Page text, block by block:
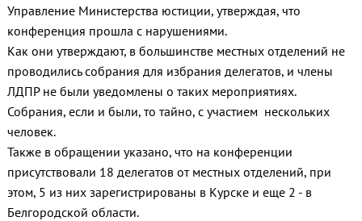
Управление Министерства юстиции, утверждая, что
конференция прошла с нарушениями.
Как они утверждают, в большинстве местных отделений не
проводились собрания для избрания делегатов, и члены
ЛДПР не были уведомлены о таких мероприятиях.
Собрания, если и были, то тайно, с участием нескольких
человек.
Также в обращении указано, что на конференции
присутствовали 18 делегатов от местных отделений, при
этом, 5 из них зарегистрированы в Курске и еще 2 - в
Белгородской области.